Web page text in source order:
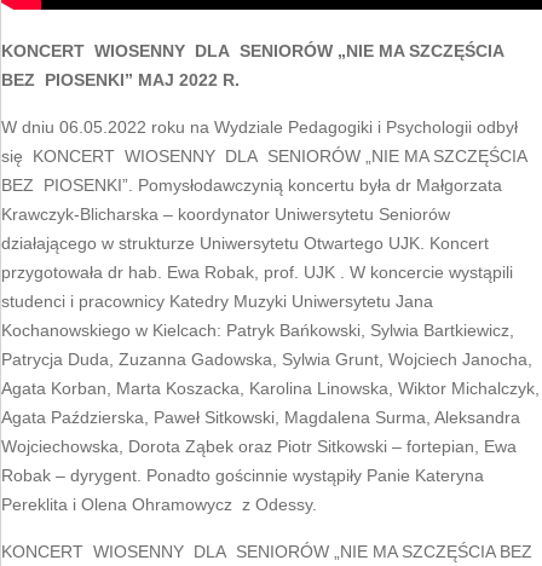
KONCERT WIOSENNY DLA SENIORÓW „NIE MA SZCZĘŚCIA
BEZ PIOSENKI” MAJ 2022 R.
W dniu 06.05.2022 roku na Wydziale Pedagogiki i Psychologii odbył
się KONCERT WIOSENNY DLA SENIORÓW „NIE MA SZCZĘŚCIA
BEZ PIOSENKI”. Pomysłodawczynią koncertu była dr Małgorzata
Krawczyk-Blicharska – koordynator Uniwersytetu Seniorów
działającego w strukturze Uniwersytetu Otwartego UJK. Koncert
przygotowała dr hab. Ewa Robak, prof. UJK . W koncercie wystąpili
studenci i pracownicy Katedry Muzyki Uniwersytetu Jana
Kochanowskiego w Kielcach: Patryk Bańkowski, Sylwia Bartkiewicz,
Patrycja Duda, Zuzanna Gadowska, Sylwia Grunt, Wojciech Janocha,
Agata Korban, Marta Koszacka, Karolina Linowska, Wiktor Michalczyk,
Agata Paździerska, Paweł Sitkowski, Magdalena Surma, Aleksandra
Wojciechowska, Dorota Ząbek oraz Piotr Sitkowski – fortepian, Ewa
Robak – dyrygent. Ponadto gościnnie wystąpiły Panie Kateryna
Pereklita i Olena Ohramowycz z Odessy.
KONCERT WIOSENNY DLA SENIORÓW „NIE MA SZCZĘŚCIA BEZ